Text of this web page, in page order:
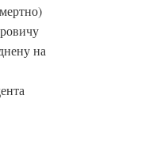
на